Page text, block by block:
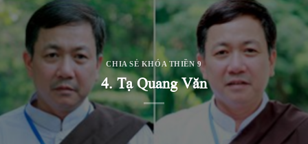
CHIA SẺ KHÓA THIỀN 9
4. Tạ Quang Văn